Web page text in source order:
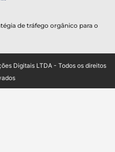
de tráfego orgânico para o
Digitais LTDA - Todos os direitos